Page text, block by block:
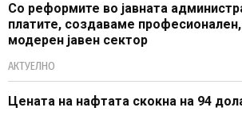
Со реформите во јавната
платите, создаваме
модерен јавен сектор
АКТУЕЛНО
Цената на нафтата скокна на 94